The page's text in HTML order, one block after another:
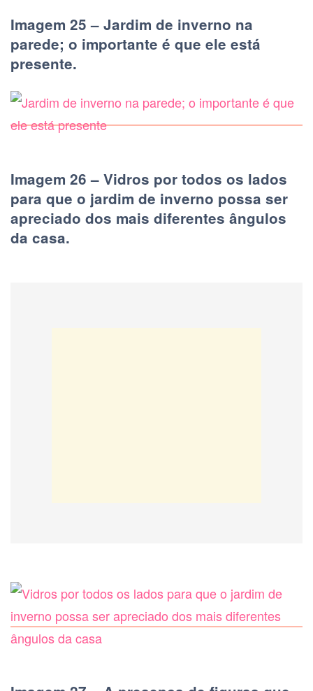
Imagem 25 – Jardim de inverno na
parede; o importante é que ele está
presente.
Imagem 26 – Vidros por todos os lados
para que o jardim de inverno possa ser
apreciado dos mais diferentes ângulos
da casa.